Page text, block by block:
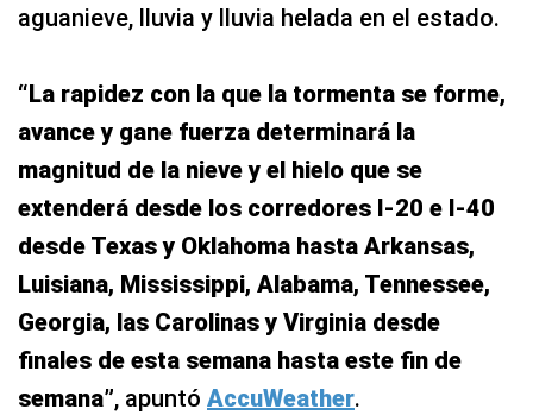
aguanieve, lluvia y lluvia helada en el estado.
“La rapidez con la que la tormenta se forme,
avance y gane fuerza determinará la
magnitud de la nieve y el hielo que se
extenderá desde los corredores I-20 e I-40
desde Texas y Oklahoma hasta Arkansas,
Luisiana, Mississippi, Alabama, Tennessee,
Georgia, las Carolinas y Virginia desde
finales de esta semana hasta este fin de
semana”, apuntó AccuWeather.